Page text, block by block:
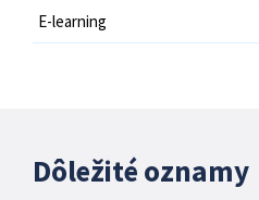
E-learning
Dôležité oznamy